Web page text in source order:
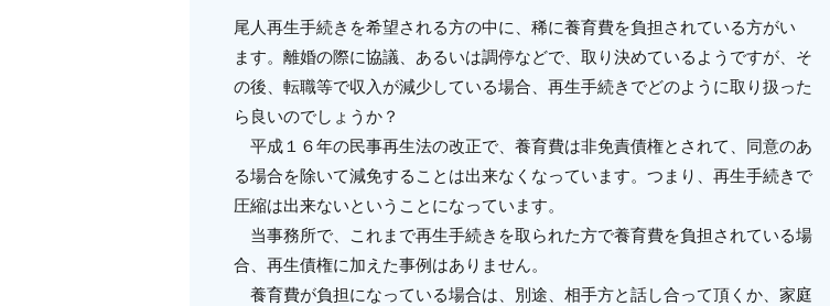
尾人再生手続きを希望される方の中に、稀に養育費を負担されている方がい
ます。離婚の際に協議、あるいは調停などで、取り決めているようですが、そ
の後、転職等で収入が減少している場合、再生手続きでどのように取り扱った
ら良いのでしょうか？
平成１６年の民事再生法の改正で、養育費は非免責債権とされて、同意のあ
る場合を除いて減免することは出来なくなっています。つまり、再生手続きで
圧縮は出来ないということになっています。
当事務所で、これまで再生手続きを取られた方で養育費を負担されている場
合、再生債権に加えた事例はありません。
養育費が負担になっている場合は、別途、相手方と話し合って頂くか、家庭